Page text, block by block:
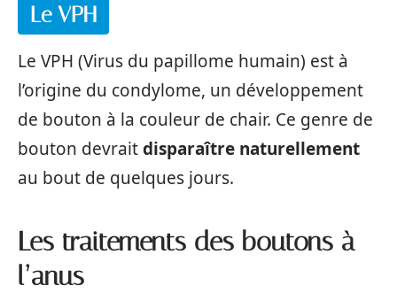
Le VPH
Le VPH (Virus du papillome humain) est à
l’origine du condylome, un développement
de bouton à la couleur de chair. Ce genre de
bouton devraitdisparaître naturellement
au bout de quelques jours.
Les traitements des boutons à
l’anus